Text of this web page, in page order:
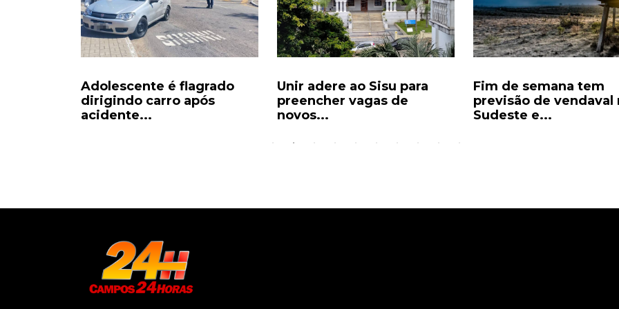
Adolescente é flagrado
dirigindo carro após
acidente...
Unir adere ao Sisu para
preencher vagas de
novos...
Fim de semana tem
previsão de vendaval
Sudeste e...